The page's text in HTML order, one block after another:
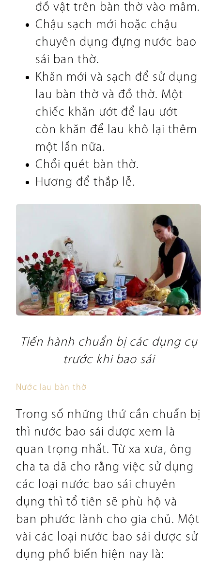
đồ vật trên bàn thờ vào mâm.
Chậu sạch mới hoặc chậu
chuyên dụng đựng nước bao
sái ban thờ.
Khăn mới và sạch để sử dụng
lau bàn thờ và đồ thờ. Một
chiếc khăn ướt để lau ướt
còn khăn để lau khô lại thêm
một lần nữa.
Chổi quét bàn thờ.
Hương để thắp lễ.
Tiến hành chuẩn bị các dụng cụ
trước khi bao sái
Nước lau bàn thờ
Trong số những thứ cần chuẩn bị
thì nước bao sái được xem là
quan trọng nhất. Từ xa xưa, ông
cha ta đã cho rằng việc sử dụng
các loại nước bao sái chuyên
dụng thì tổ tiên sẽ phù hộ và
ban phước lành cho gia chủ. Một
vài các loại nước bao sái được sử
dụng phổ biến hiện nay là: